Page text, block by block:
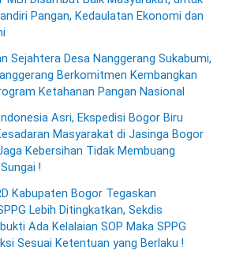
Pangan, Kedaulatan Ekonomi dan
Sejahtera Desa Nanggerang Sukabumi,
Berkomitmen Kembangkan
Ketahanan Pangan Nasional
Asri, Ekspedisi Bogor Biru
Masyarakat di Jasinga Bogor
Kebersihan Tidak Membuang
!
Kabupaten Bogor Tegaskan
Lebih Ditingkatkan, Sekdis
Ada Kelalaian SOP Maka SPPG
Sesuai Ketentuan yang Berlaku !